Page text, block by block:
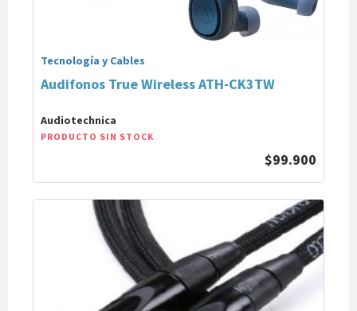
Tecnología y Cables
Audifonos True Wireless ATH-CK3TW
Audiotechnica
PRODUCTO SIN STOCK
$99.900